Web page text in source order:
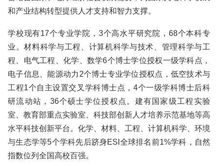
和产业结构转型提供人才支持和智力支撑。
学校现有17个专业学院，3个高水平研究院，68个本科专
业。材料科学与工程、计算机科学与技术、管理科学与工
程、电气工程、化学、数学6个博士学位授权一级学科点，
电子信息、能源动力2个博士专业学位授权点，低空技术与
工程1个自主设置交叉学科博士点，4个一级学科博士后科
研流动站，36个硕士学位授权点。建有国家级工程实验
室、教育部重点实验室、科技部创新人才培养示范基地等高
水平科技创新平台。化学、材料、工程、计算机科学、环境
与生态学等5个学科先后跻身ESI全球排名前1%学科，自然
指数位列全国高校百强。